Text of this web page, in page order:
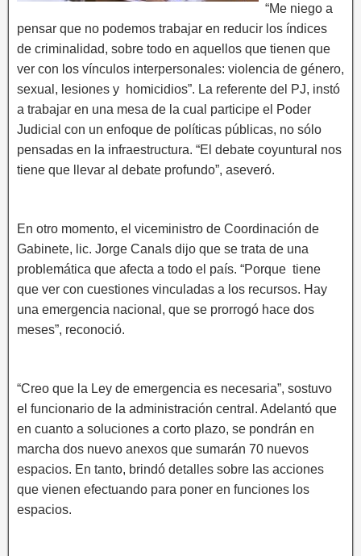
“Me niego a
pensar que no podemos trabajar en reducir los índices
de criminalidad, sobre todo en aquellos que tienen que
ver con los vínculos interpersonales: violencia de género,
sexual, lesiones y homicidios”. La referente del PJ, instó
a trabajar en una mesa de la cual participe el Poder
Judicial con un enfoque de políticas públicas, no sólo
pensadas en la infraestructura. “El debate coyuntural nos
tiene que llevar al debate profundo”, aseveró.
En otro momento, el viceministro de Coordinación de
Gabinete, lic. Jorge Canals dijo que se trata de una
problemática que afecta a todo el país. “Porque tiene
que ver con cuestiones vinculadas a los recursos. Hay
una emergencia nacional, que se prorrogó hace dos
meses”, reconoció.
“Creo que la Ley de emergencia es necesaria”, sostuvo
el funcionario de la administración central. Adelantó que
en cuanto a soluciones a corto plazo, se pondrán en
marcha dos nuevo anexos que sumarán 70 nuevos
espacios. En tanto, brindó detalles sobre las acciones
que vienen efectuando para poner en funciones los
espacios.